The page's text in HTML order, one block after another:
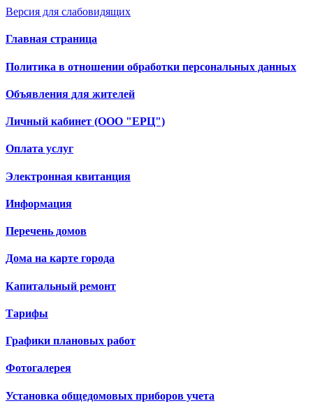
Версия для слабовидящих
Главная страница
Политика в отношении обработки персональных данных
Объявления для жителей
Личный кабинет (ООО "ЕРЦ")
Оплата услуг
Электронная квитанция
Информация
Перечень домов
Дома на карте города
Капитальный ремонт
Тарифы
Графики плановых работ
Фотогалерея
Установка общедомовых приборов учета